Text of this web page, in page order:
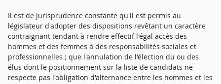
Il est de jurisprudence constante qu'il est permis au
législateur d'adopter des dispositions revêtant un caractère
contraignant tendant à rendre effectif l'égal accès des
hommes et des femmes à des responsabilités sociales et
professionnelles ; que l'annulation de l'élection du ou des
élus dont le positionnement sur la liste de candidats ne
respecte pas l'obligation d'alternance entre les hommes et les